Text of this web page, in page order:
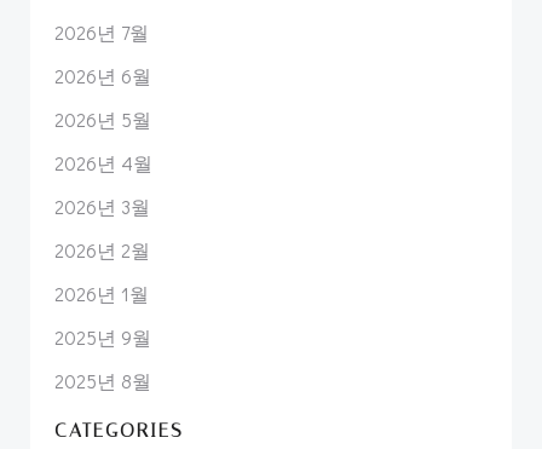
2026년 7월
2026년 6월
2026년 5월
2026년 4월
2026년 3월
2026년 2월
2026년 1월
2025년 9월
2025년 8월
CATEGORIES